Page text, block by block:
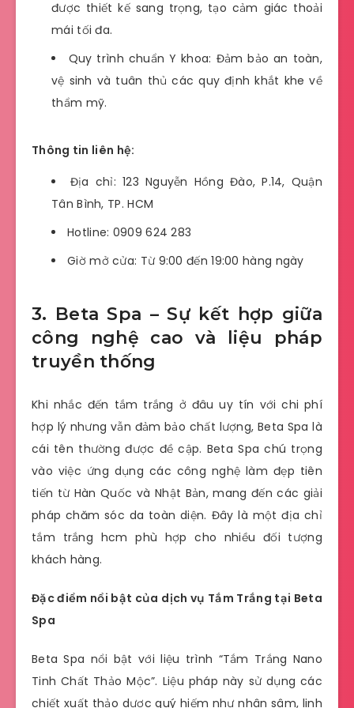
được thiết kế sang trọng, tạo cảm giác thoải
mái tối đa.
Quy trình chuẩn Y khoa: Đảm bảo an toàn,
vệ sinh và tuân thủ các quy định khắt khe về
thẩm mỹ.
Thông tin liên hệ:
Địa chỉ: 123 Nguyễn Hồng Đào, P.14, Quận
Tân Bình, TP. HCM
Hotline: 0909 624 283
Giờ mở cửa: Từ 9:00 đến 19:00 hàng ngày
3. Beta Spa – Sự kết hợp giữa
công nghệ cao và liệu pháp
truyền thống
Khi nhắc đến tắm trắng ở đâu uy tín với chi phí
hợp lý nhưng vẫn đảm bảo chất lượng, Beta Spa là
cái tên thường được đề cập. Beta Spa chú trọng
vào việc ứng dụng các công nghệ làm đẹp tiên
tiến từ Hàn Quốc và Nhật Bản, mang đến các giải
pháp chăm sóc da toàn diện. Đây là một địa chỉ
tắm trắng hcm phù hợp cho nhiều đối tượng
khách hàng.
Đặc điểm nổi bật của dịch vụ Tắm Trắng tại Beta
Spa
Beta Spa nổi bật với liệu trình “Tắm Trắng Nano
Tinh Chất Thảo Mộc”. Liệu pháp này sử dụng các
chiết xuất thảo dược quý hiếm như nhân sâm, linh